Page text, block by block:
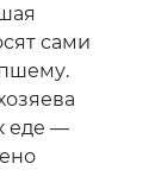
сами
еде —